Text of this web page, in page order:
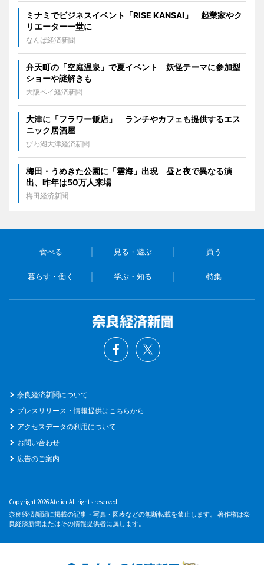
ミナミでビジネスイベント「RISE KANSAI」 起業家やク
リエーター一堂に
なんば経済新聞
弁天町の「空庭温泉」で夏イベント 妖怪テーマに参加型
ショーや謎解きも
大阪ベイ経済新聞
大津に「フラワー飯店」 ランチやカフェも提供するエス
ニック居酒屋
びわ湖大津経済新聞
梅田・うめきた公園に「雲海」出現 昼と夜で異なる演
出、昨年は50万人来場
梅田経済新聞
食べる 見る・遊ぶ 買う
暮らす・働く 学ぶ・知る 特集
奈良経済新聞について
プレスリリース・情報提供はこちらから
アクセスデータの利用について
お問い合わせ
広告のご案内
Copyright 2026 Atelier All rights reserved.
奈良経済新聞に掲載の記事・写真・図表などの無断転載を禁止します。 著作権は奈
良経済新聞またはその情報提供者に属します。